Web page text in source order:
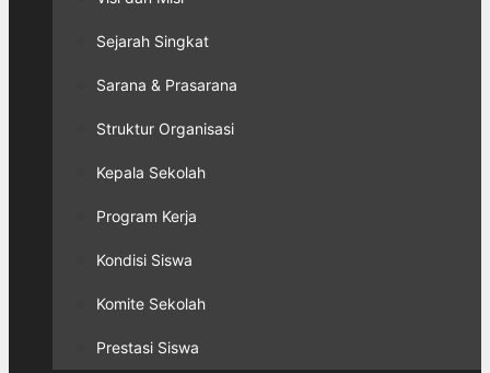
Sejarah Singkat
Sarana & Prasarana
Struktur Organisasi
Kepala Sekolah
Program Kerja
Kondisi Siswa
Komite Sekolah
Prestasi Siswa